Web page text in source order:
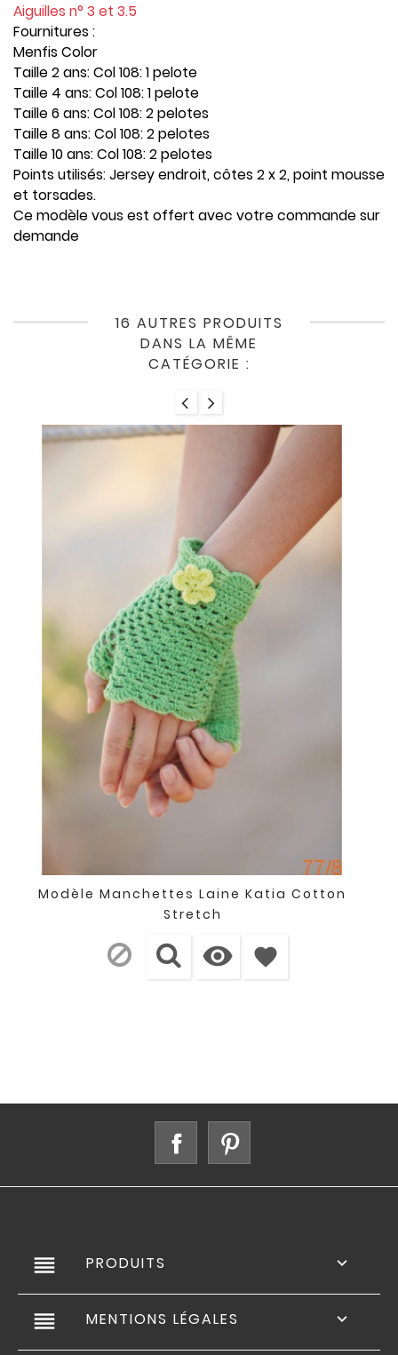
Aiguilles n° 3 et 3.5
Fournitures :
Menfis Color
Taille 2 ans: Col 108: 1 pelote
Taille 4 ans: Col 108: 1 pelote
Taille 6 ans: Col 108: 2 pelotes
Taille 8 ans: Col 108: 2 pelotes
Taille 10 ans: Col 108: 2 pelotes
Points utilisés: Jersey endroit, côtes 2 x 2, point mousse
et torsades.
Ce modèle vous est offert avec votre commande sur
demande
16 AUTRES PRODUITS
DANS LA MÊME
CATÉGORIE :
Modèle Manchettes Laine Katia Cotton
Stretch
 favorite
Facebook
reorder PRODUITS 
reorder MENTIONS LÉGALES 